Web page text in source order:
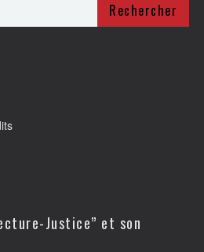
Rechercher
Justice” et son